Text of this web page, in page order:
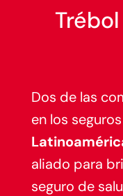
Dos de las
en los
aliado para
seguro de